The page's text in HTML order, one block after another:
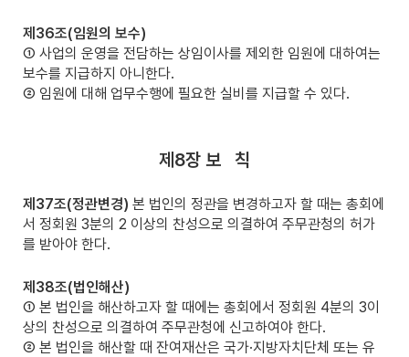
제36조(임원의 보수)
① 사업의 운영을 전담하는 상임이사를 제외한 임원에 대하여는
보수를 지급하지 아니한다.
② 임원에 대해 업무수행에 필요한 실비를 지급할 수 있다.
제8장 보 칙
제37조(정관변경) 본 법인의 정관을 변경하고자 할 때는 총회에
서 정회원 3분의 2 이상의 찬성으로 의결하여 주무관청의 허가
를 받아야 한다.
제38조(법인해산)
① 본 법인을 해산하고자 할 때에는 총회에서 정회원 4분의 3이
상의 찬성으로 의결하여 주무관청에 신고하여야 한다.
② 본 법인을 해산할 때 잔여재산은 국가·지방자치단체 또는 유